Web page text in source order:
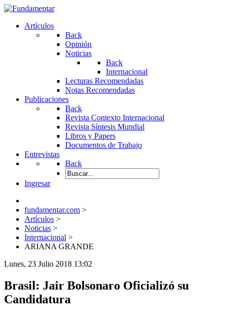
Artículos
Back
Opinión
Noticias
Back
Internacional
Lecturas Recomendadas
Notas Recomendadas
Publicaciones
Back
Revista Contexto Internacional
Revista Síntesis Mundial
Libros y Papers
Documentos de Trabajo
Entrevistas
Back
Ingresar
fundamentar.com >
Artículos >
Noticias >
Internacional >
ARIANA GRANDE
Lunes, 23 Julio 2018 13:02
Brasil: Jair Bolsonaro Oficializó su
Candidatura